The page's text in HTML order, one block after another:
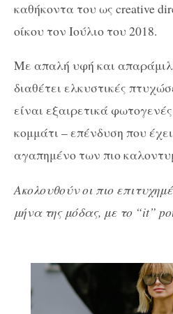
καθήκοντα του ως creative
οίκου τον Ιούλιο του 2018.
Με απαλή υφή και
διαθέτει ελκυστικές
είναι εξαιρετικά
κομμάτι – επένδυση που
αγαπημένο των πιο
Aκολουθούν οι πιο
μήνα της μόδας, με το “it”